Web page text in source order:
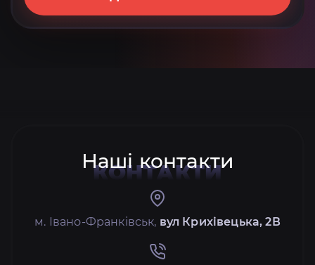
Наші контакти
КОНТАКТИ
м. Івано-Франківськ, вул Крихівецька, 2В